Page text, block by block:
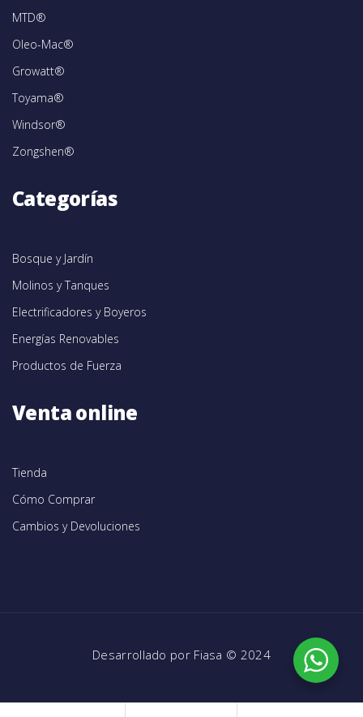
MTD®
Oleo-Mac®
Growatt®
Toyama®
Windsor®
Zongshen®
Categorías
Bosque y Jardín
Molinos y Tanques
Electrificadores y Boyeros
Energías Renovables
Productos de Fuerza
Venta online
Tienda
Cómo Comprar
Cambios y Devoluciones
Desarrollado por Fiasa © 2024